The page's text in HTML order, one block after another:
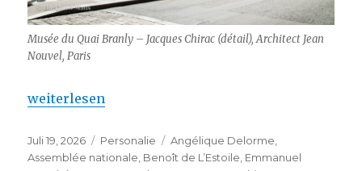
Musée du Quai Branly – Jacques Chirac (détail), Architect Jean
Nouvel, Paris
„Musée du Quai Branly – Jacques Chirac : depuis
weiterlesen
Veröffentlicht
am
Juli 19, 2026 Kategorien
Personalie Schlagwörter
Angélique Delorme
Assemblée nationale Benoît de L’Estoile Emmanuel